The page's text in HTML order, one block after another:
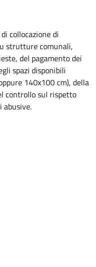
collocazione di
strutture comunali,
del pagamento dei
spazi disponibili
140x100 cm), della
controllo sul rispetto
abusive.